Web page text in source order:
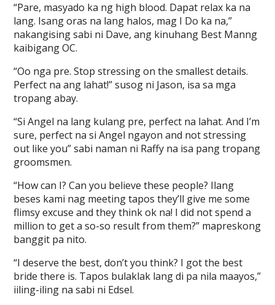
“Pare, masyado ka ng high blood. Dapat relax ka na
lang. Isang oras na lang halos, mag I Do ka na,”
nakangising sabi ni Dave, ang kinuhang Best Manng
kaibigang OC.
“Oo nga pre. Stop stressing on the smallest details.
Perfect na ang lahat!” susog ni Jason, isa sa mga
tropang abay.
“Si Angel na lang kulang pre, perfect na lahat. And I’m
sure, perfect na si Angel ngayon and not stressing
out like you” sabi naman ni Raffy na isa pang tropang
groomsmen.
“How can I? Can you believe these people? Ilang
beses kami nag meeting tapos they’ll give me some
flimsy excuse and they think ok na! I did not spend a
million to get a so-so result from them?” mapreskong
banggit pa nito.
“I deserve the best, don’t you think? I got the best
bride there is. Tapos bulaklak lang di pa nila maayos,”
iiling-iling na sabi ni Edsel.